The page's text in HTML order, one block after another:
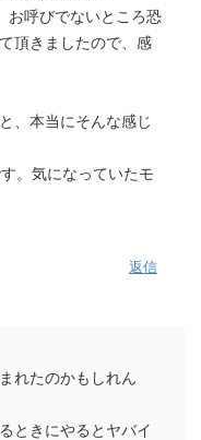
お呼びでないところ恐
頂きましたので、感
、本当にそんな感じ
。気になっていたモ
返信
れたのかもしれん
ときにやるとヤバイ